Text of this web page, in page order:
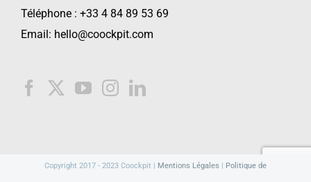
Téléphone : +33 4 84 89 53 69
Email: hello@coockpit.com
Copyright 2017 - 2023 Coockpit | Mentions Légales | Politique de